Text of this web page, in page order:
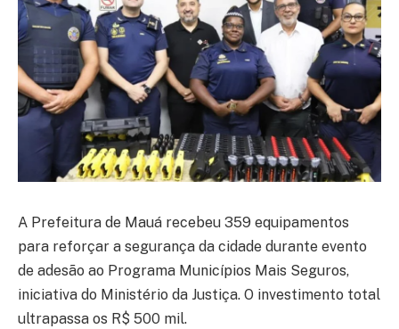
A Prefeitura de Mauá recebeu 359 equipamentos
para reforçar a segurança da cidade durante evento
de adesão ao Programa Municípios Mais Seguros,
iniciativa do Ministério da Justiça. O investimento total
ultrapassa os R$ 500 mil.